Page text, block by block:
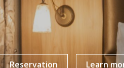
Reservation Learn
Reservation Learn